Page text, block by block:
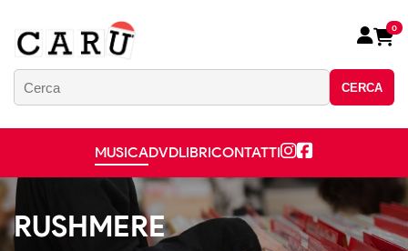
CERCA
0
MUSICADVDLIBRICONTATTI
RUSHMERE